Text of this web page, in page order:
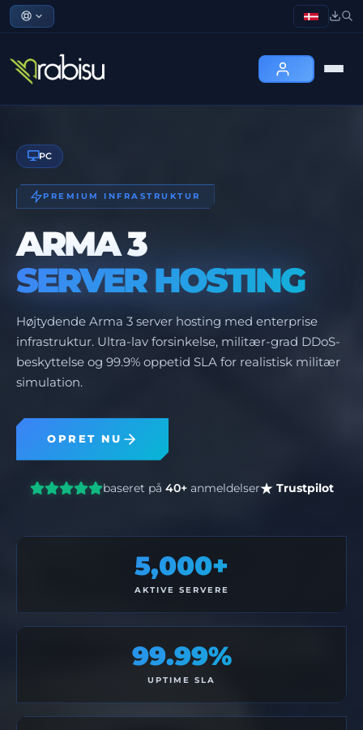
PC
PREMIUM INFRASTRUKTUR
ARMA 3
SERVER HOSTING
Højtydende Arma 3 server hosting med enterprise
infrastruktur. Ultra-lav forsinkelse, militær-grad DDoS-
beskyttelse og 99.9% oppetid SLA for realistisk militær
simulation.
OPRET NU
baseret på 40+anmeldelser Trustpilot
5,000+
AKTIVE SERVERE
99.99%
UPTIME SLA